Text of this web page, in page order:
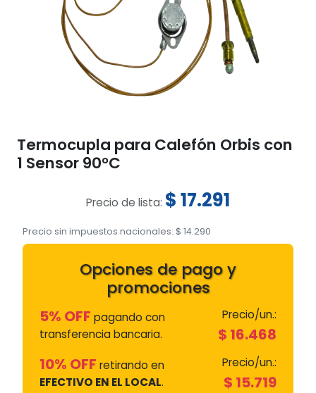
Termocupla para Calefón Orbis con
1 Sensor 90°C
Precio de lista: $17.291
Precio sin impuestos nacionales: $ 14.290
Opciones de pago y
promociones
5% OFF pagando con
transferencia bancaria.
Precio/un.:
$ 16.468
10% OFF retirando en
EFECTIVO EN EL LOCAL.
Precio/un.:
$ 15.719